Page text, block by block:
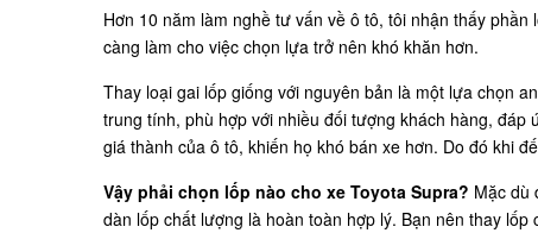
Hơn 10 năm làm nghề tư vấn về ô tô, tôi nhận thấy
càng làm cho việc chọn lựa trở nên khó khăn hơn.
Thay loại gai lốp giống với nguyên bản là một lựa chọn
trung tính, phù hợp với nhiều đối tượng khách hàng,
giá thành của ô tô, khiến họ khó bán xe hơn. Do đó khi
Vậy phải chọn lốp nào cho xe Toyota Supra? Mặc dù
dàn lốp chất lượng là hoàn toàn hợp lý. Bạn nên thay